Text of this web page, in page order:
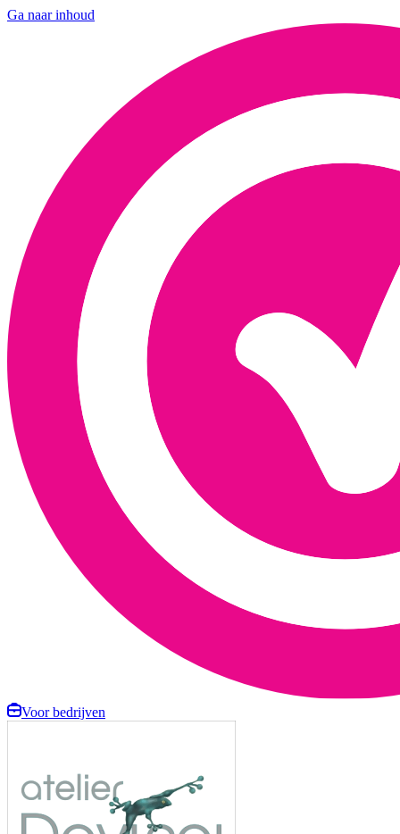
Ga naar inhoud
Voor bedrijven